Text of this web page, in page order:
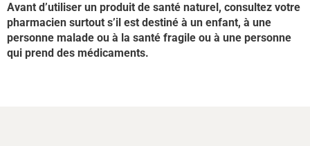
Avant d’utiliser un produit de santé naturel, consultez votre
pharmacien surtout s’il est destiné à un enfant, à une
personne malade ou à la santé fragile ou à une personne
qui prend des médicaments.